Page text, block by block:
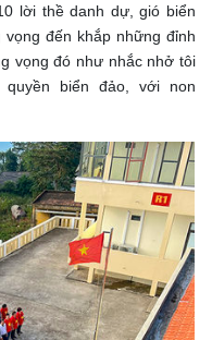
lời thề danh dự, gió biển
đến khắp những đỉnh
vọng đó như nhắc nhở tôi
biển đảo, với non